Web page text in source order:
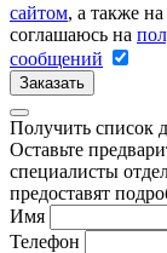
сайтом, а также
соглашаюсь на
сообщений
Заказать
Получить список
Оставьте
специалисты
предоставят
Имя
Телефон